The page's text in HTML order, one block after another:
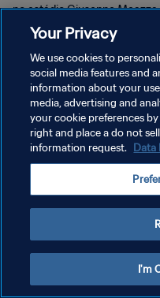
no estádio Giuseppe
POLÍTICA DE PRIVACIDADE
TERMOS DE SERVIÇO
ADMINISTRAR AS
Your Privacy
We use cookies to
social media features and
information about your
media, advertising and
your cookie preferences
right and place a do not
information request. Data
I'm